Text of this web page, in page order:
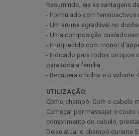
Resumindo, eis as vantagens
- Formulado com tensioactivos
- Um aroma agradável no
- Uma composição
- Enriquecido com monoi
- Indicado para todos os tipos
para toda a família
- Recupera o brilho e o
UTILIZAÇÃO:
Como champô: Com o cabelo
Começar por massajar o
comprimento do cabelo,
Deixe atuar o champô durante